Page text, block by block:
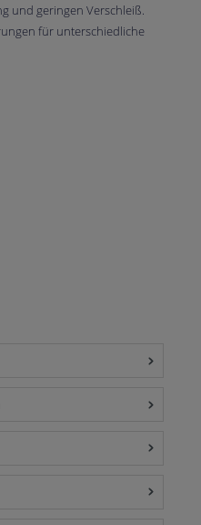
und geringen Verschleiß.
für unterschiedliche